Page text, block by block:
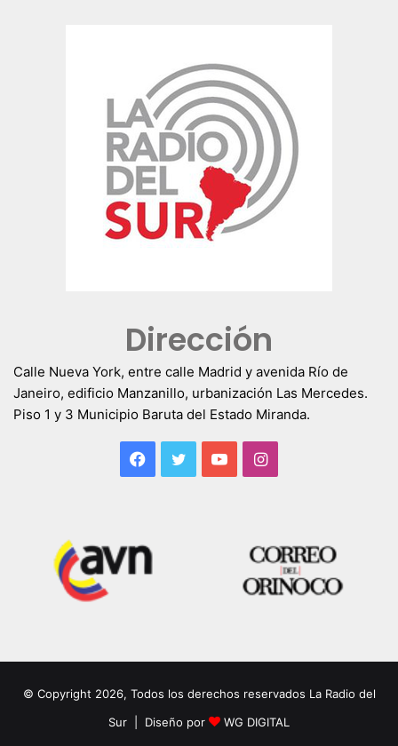
Dirección
Calle Nueva York, entre calle Madrid y avenida Río de
Janeiro, edificio Manzanillo, urbanización Las Mercedes.
Piso 1 y 3 Municipio Baruta del Estado Miranda.
Facebook
TwitterYouTubeInstagram
© Copyright 2026, Todos los derechos reservados La Radio del
Sur | Diseño por
WG DIGITAL